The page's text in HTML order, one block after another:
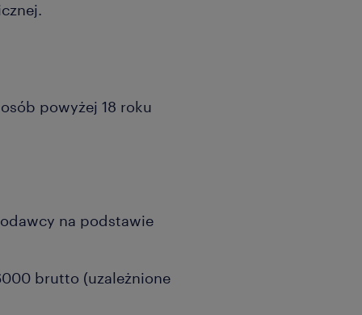
powyżej 18 roku
na podstawie
brutto (uzależnione